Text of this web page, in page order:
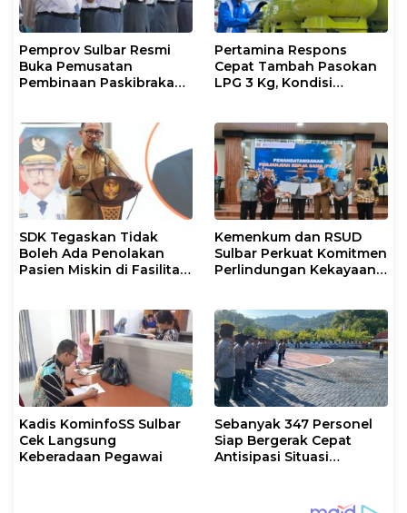
Pemprov Sulbar Resmi
Buka Pemusatan
Pembinaan Paskibraka
Pertamina Respons
Cepat Tambah Pasokan
LPG 3 Kg, Kondisi
SDK Tegaskan Tidak
Boleh Ada Penolakan
Pasien Miskin di Fasilitas
Kemenkum dan RSUD
Sulbar Perkuat Komitmen
Perlindungan Kekayaan
Kadis KominfoSS Sulbar
Cek Langsung
Keberadaan Pegawai
Sebanyak 347 Personel
Siap Bergerak Cepat
Antisipasi Situasi